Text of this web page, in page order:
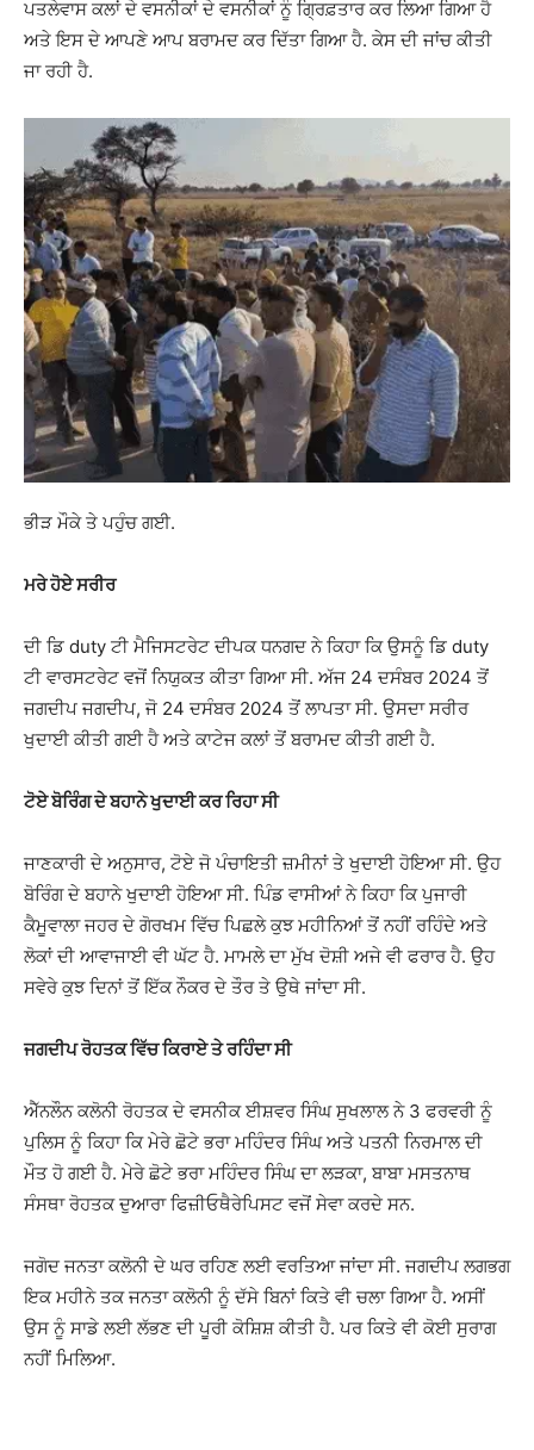
ਪਤਲੇਵਾਸ ਕਲਾਂ ਦੇ ਵਸਨੀਕਾਂ ਦੇ ਵਸਨੀਕਾਂ ਨੂੰ ਗ੍ਰਿਫ਼ਤਾਰ ਕਰ ਲਿਆ ਗਿਆ ਹੈ
ਅਤੇ ਇਸ ਦੇ ਆਪਣੇ ਆਪ ਬਰਾਮਦ ਕਰ ਦਿੱਤਾ ਗਿਆ ਹੈ. ਕੇਸ ਦੀ ਜਾਂਚ ਕੀਤੀ
ਜਾ ਰਹੀ ਹੈ.
ਭੀੜ ਮੌਕੇ ਤੇ ਪਹੁੰਚ ਗਈ.
ਮਰੇ ਹੋਏ ਸਰੀਰ
ਦੀ ਡਿ duty ਟੀ ਮੈਜਿਸਟਰੇਟ ਦੀਪਕ ਧਨਗਦ ਨੇ ਕਿਹਾ ਕਿ ਉਸਨੂੰ ਡਿ duty
ਟੀ ਵਾਰਸਟਰੇਟ ਵਜੋਂ ਨਿਯੁਕਤ ਕੀਤਾ ਗਿਆ ਸੀ. ਅੱਜ 24 ਦਸੰਬਰ 2024 ਤੋਂ
ਜਗਦੀਪ ਜਗਦੀਪ, ਜੋ 24 ਦਸੰਬਰ 2024 ਤੋਂ ਲਾਪਤਾ ਸੀ. ਉਸਦਾ ਸਰੀਰ
ਖੁਦਾਈ ਕੀਤੀ ਗਈ ਹੈ ਅਤੇ ਕਾਟੇਜ ਕਲਾਂ ਤੋਂ ਬਰਾਮਦ ਕੀਤੀ ਗਈ ਹੈ.
ਟੋਏ ਬੋਰਿੰਗ ਦੇ ਬਹਾਨੇ ਖੁਦਾਈ ਕਰ ਰਿਹਾ ਸੀ
ਜਾਣਕਾਰੀ ਦੇ ਅਨੁਸਾਰ, ਟੋਏ ਜੋ ਪੰਚਾਇਤੀ ਜ਼ਮੀਨਾਂ ਤੇ ਖੁਦਾਈ ਹੋਇਆ ਸੀ. ਉਹ
ਬੋਰਿੰਗ ਦੇ ਬਹਾਨੇ ਖੁਦਾਈ ਹੋਇਆ ਸੀ. ਪਿੰਡ ਵਾਸੀਆਂ ਨੇ ਕਿਹਾ ਕਿ ਪੁਜਾਰੀ
ਕੈਮੂਵਾਲਾ ਜਹਰ ਦੇ ਗੋਰਖਮ ਵਿੱਚ ਪਿਛਲੇ ਕੁਝ ਮਹੀਨਿਆਂ ਤੋਂ ਨਹੀਂ ਰਹਿੰਦੇ ਅਤੇ
ਲੋਕਾਂ ਦੀ ਆਵਾਜਾਈ ਵੀ ਘੱਟ ਹੈ. ਮਾਮਲੇ ਦਾ ਮੁੱਖ ਦੋਸ਼ੀ ਅਜੇ ਵੀ ਫਰਾਰ ਹੈ. ਉਹ
ਸਵੇਰੇ ਕੁਝ ਦਿਨਾਂ ਤੋਂ ਇੱਕ ਨੌਕਰ ਦੇ ਤੌਰ ਤੇ ਉਥੇ ਜਾਂਦਾ ਸੀ.
ਜਗਦੀਪ ਰੋਹਤਕ ਵਿੱਚ ਕਿਰਾਏ ਤੇ ਰਹਿੰਦਾ ਸੀ
ਐੱਨਲੌਨ ਕਲੋਨੀ ਰੋਹਤਕ ਦੇ ਵਸਨੀਕ ਈਸ਼ਵਰ ਸਿੰਘ ਸੁਖਲਾਲ ਨੇ 3 ਫਰਵਰੀ ਨੂੰ
ਪੁਲਿਸ ਨੂੰ ਕਿਹਾ ਕਿ ਮੇਰੇ ਛੋਟੇ ਭਰਾ ਮਹਿੰਦਰ ਸਿੰਘ ਅਤੇ ਪਤਨੀ ਨਿਰਮਾਲ ਦੀ
ਮੌਤ ਹੋ ਗਈ ਹੈ. ਮੇਰੇ ਛੋਟੇ ਭਰਾ ਮਹਿੰਦਰ ਸਿੰਘ ਦਾ ਲੜਕਾ, ਬਾਬਾ ਮਸਤਨਾਥ
ਸੰਸਥਾ ਰੋਹਤਕ ਦੁਆਰਾ ਫਿਜ਼ੀਓਥੈਰੇਪਿਸਟ ਵਜੋਂ ਸੇਵਾ ਕਰਦੇ ਸਨ.
ਜਗੋਦ ਜਨਤਾ ਕਲੋਨੀ ਦੇ ਘਰ ਰਹਿਣ ਲਈ ਵਰਤਿਆ ਜਾਂਦਾ ਸੀ. ਜਗਦੀਪ ਲਗਭਗ
ਇਕ ਮਹੀਨੇ ਤਕ ਜਨਤਾ ਕਲੋਨੀ ਨੂੰ ਦੱਸੇ ਬਿਨਾਂ ਕਿਤੇ ਵੀ ਚਲਾ ਗਿਆ ਹੈ. ਅਸੀਂ
ਉਸ ਨੂੰ ਸਾਡੇ ਲਈ ਲੱਭਣ ਦੀ ਪੂਰੀ ਕੋਸ਼ਿਸ਼ ਕੀਤੀ ਹੈ. ਪਰ ਕਿਤੇ ਵੀ ਕੋਈ ਸੁਰਾਗ
ਨਹੀਂ ਮਿਲਿਆ.